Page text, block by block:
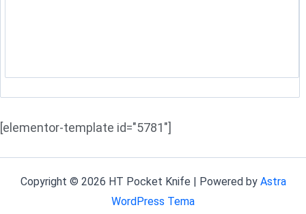
[elementor-template id="5781"]
Copyright © 2026 HT Pocket Knife | Powered by Astra
WordPress Tema